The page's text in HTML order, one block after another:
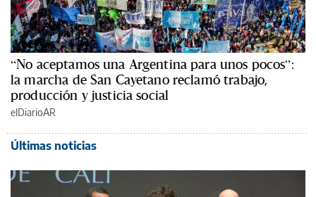
“No aceptamos una Argentina para unos pocos”:
la marcha de San Cayetano reclamó trabajo,
producción y justicia social
elDiarioAR
Últimas noticias